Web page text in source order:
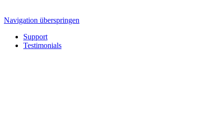
Navigation überspringen
Support
Testimonials